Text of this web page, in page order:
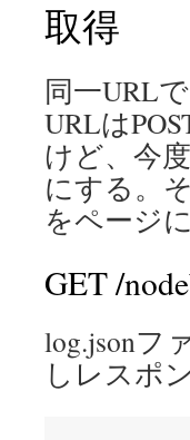
取得
同一URL
URLは
けど、今
にする。
をページ
GET /
log.jsonフ
しレスポ